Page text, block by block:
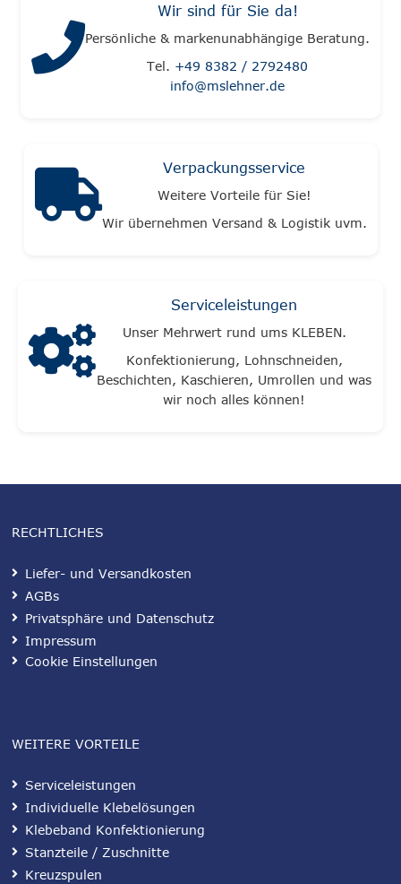
Wir sind für Sie da!
Persönliche & markenunabhängige Beratung.
Tel. +49 8382 / 2792480
info@mslehner.de
Verpackungsservice
Weitere Vorteile für Sie!
Wir übernehmen Versand & Logistik uvm.
Serviceleistungen
Unser Mehrwert rund ums KLEBEN.
Konfektionierung, Lohnschneiden,
Beschichten, Kaschieren, Umrollen und was
wir noch alles können!
RECHTLICHES
Liefer- und Versandkosten
AGBs
Privatsphäre und Datenschutz
Impressum
Cookie Einstellungen
WEITERE VORTEILE
Serviceleistungen
Individuelle Klebelösungen
Klebeband Konfektionierung
Stanzteile / Zuschnitte
Kreuzspulen